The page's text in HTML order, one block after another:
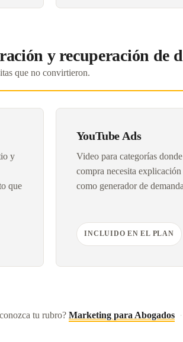
y recuperación de
que no convirtieron.
y
que
YouTube Ads
Video para categorías
compra necesita
como generador de
INCLUIDO EN EL PLAN
tu rubro? Marketing para Abogados ·